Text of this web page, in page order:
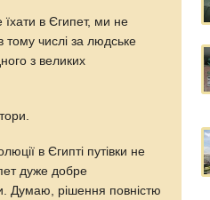
в Єгипет, ми не
тому числі за людське
з великих
в Єгипті путівки не
дуже добре
Думаю, рішення повністю